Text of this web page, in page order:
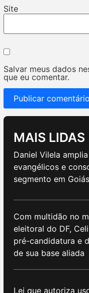
Site
Salvar meus dados
que eu comentar.
MAIS LIDAS
Daniel Vilela
evangélicos e
segmento em Goiás
Com multidão no
eleitoral do DF,
pré-candidatura e
de sua base aliada
Lei que autoriza